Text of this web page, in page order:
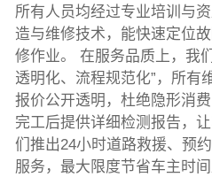
所有人员均经过专业培训与
造与维修技术，能快速定位
修作业。 在服务品质上，我
透明化、流程规范化”，所有
报价公开透明，杜绝隐形消
完工后提供详细检测报告，
们推出24小时道路救援、预
服务，最大限度节省车主时